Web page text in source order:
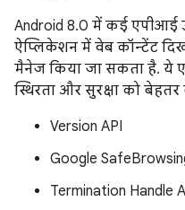
Android 8.0 में कई
ऐप्लिकेशन में वेब कॉन्टेंट
मैनेज किया जा सकता है.
स्थिरता और सुरक्षा को
Version API
Google
Termination Handle